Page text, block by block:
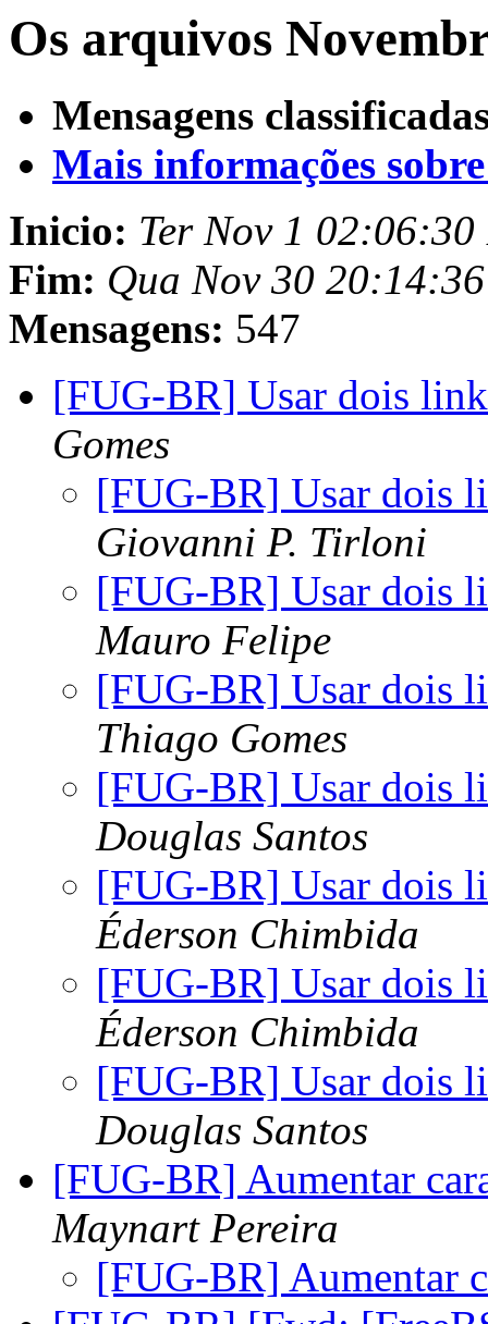
Os arquivos
Mensagens
Mais informações
Inicio: Ter Nov 1 02:06:30
Fim: Qua Nov 30
Mensagens: 547
[FUG-BR] Usar dois
Gomes
[FUG-BR] Usar dois
Giovanni P. Tirloni
[FUG-BR] Usar dois
Mauro Felipe
[FUG-BR] Usar dois
Thiago Gomes
[FUG-BR] Usar dois
Douglas Santos
[FUG-BR] Usar dois
Éderson Chimbida
[FUG-BR] Usar dois
Éderson Chimbida
[FUG-BR] Usar dois
Douglas Santos
[FUG-BR] Aumentar
Maynart Pereira
[FUG-BR] Aumentar